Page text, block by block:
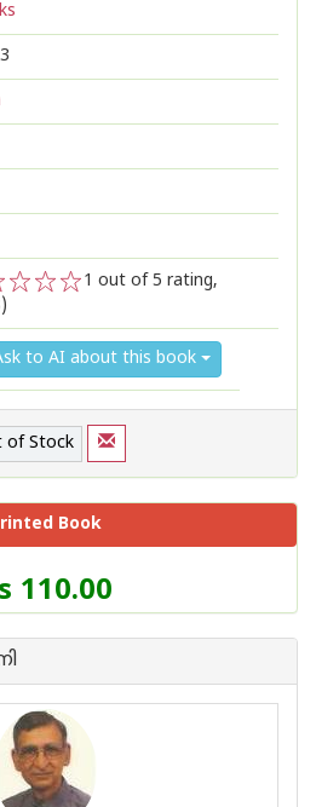
1 out of 5 rating,
to AI about this book
of Stock
Book
110.00